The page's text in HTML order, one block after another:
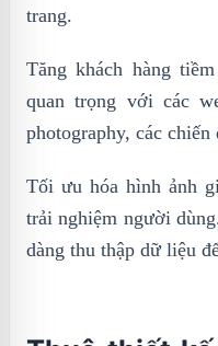
trang.
Tăng khách hàng
quan trọng với các
photography, các chiến
Tối ưu hóa hình ảnh
trải nghiệm người
dàng thu thập dữ liệu